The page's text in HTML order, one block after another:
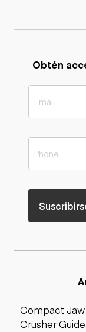
Obtén
Compact Jaw
Crusher